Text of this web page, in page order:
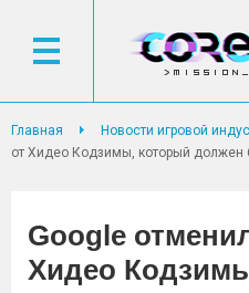
Главная Новости игровой
от Хидео Кодзимы, который должен
Google
Хидео